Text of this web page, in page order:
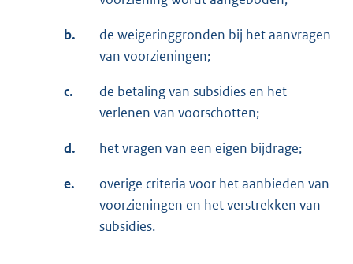
b.
de weigeringgronden bij het aanvragen
van voorzieningen;
c.
de betaling van subsidies en het
verlenen van voorschotten;
d. het vragen van een eigen bijdrage;
e.
overige criteria voor het aanbieden van
voorzieningen en het verstrekken van
subsidies.